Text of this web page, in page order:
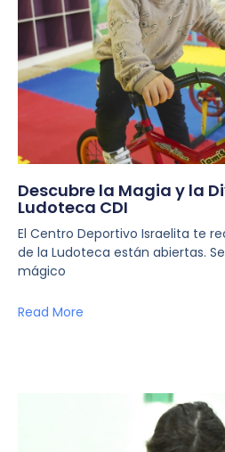
Descubre la Magia y la
Ludoteca CDI
El Centro Deportivo Israelita te
de la Ludoteca están abiertas.
mágico
Read More